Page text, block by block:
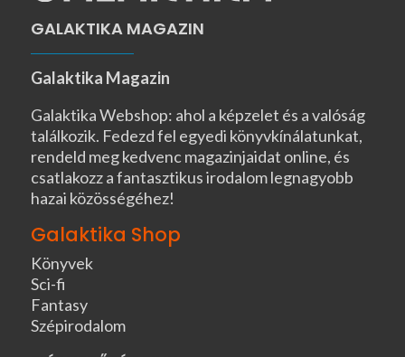
GALAKTIKA MAGAZIN
Galaktika Magazin
Galaktika Webshop: ahol a képzelet és a valóság
találkozik. Fedezd fel egyedi könyvkínálatunkat,
rendeld meg kedvenc magazinjaidat online, és
csatlakozz a fantasztikus irodalom legnagyobb
hazai közösségéhez!
Galaktika Shop
Könyvek
Sci-fi
Fantasy
Szépirodalom